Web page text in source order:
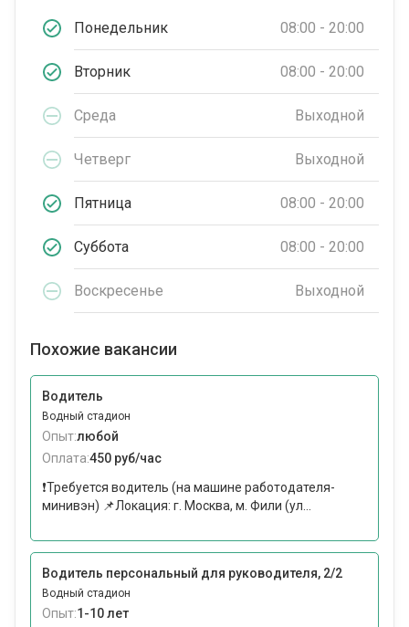
Понедельник 08:00 - 20:00
Вторник 08:00 - 20:00
Среда Выходной
Четверг Выходной
Пятница 08:00 - 20:00
Суббота 08:00 - 20:00
Воскресенье Выходной
Похожие вакансии
Водитель
Водный стадион
Опыт:любой
Оплата:450 руб/час
❗Требуется водитель (на машине работодателя-
минивэн) 📌Локация: г. Москва, м. Фили (ул...
Водитель персональный для руководителя, 2/2
Водный стадион
Опыт:1-10 лет